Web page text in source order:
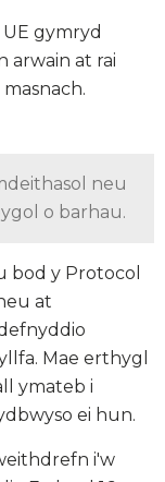
UE gymryd
arwain at rai
neu
o barhau.
bod y Protocol
at
Mae erthygl
ymateb i
ei hun.
i'w